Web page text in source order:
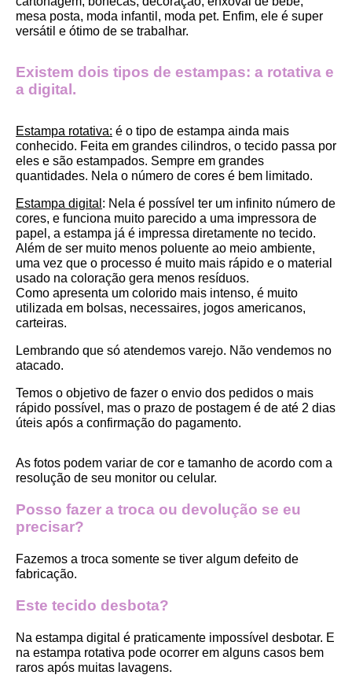
mesa posta, moda infantil, moda pet. Enfim, ele é super
versátil e ótimo de se trabalhar.
Existem dois tipos de estampas: a rotativa e
a digital.
Estampa rotativa: é o tipo de estampa ainda mais
conhecido. Feita em grandes cilindros, o tecido passa por
eles e são estampados. Sempre em grandes
quantidades. Nela o número de cores é bem limitado.
Estampa digital : Nela é possível ter um infinito número de
cores, e funciona muito parecido a uma impressora de
papel, a estampa já é impressa diretamente no tecido.
Além de ser muito menos poluente ao meio ambiente,
uma vez que o processo é muito mais rápido e o material
usado na coloração gera menos resíduos.
Como apresenta um colorido mais intenso, é muito
utilizada em bolsas, necessaires, jogos americanos,
carteiras.
Lembrando que só atendemos varejo. Não vendemos no
atacado.
Temos o objetivo de fazer o envio dos pedidos o mais
rápido possível, mas o prazo de postagem é de até 2 dias
úteis após a confirmação do pagamento.
As fotos podem variar de cor e tamanho de acordo com a
resolução de seu monitor ou celular.
Posso fazer a troca ou devolução se eu
precisar?
Fazemos a troca somente se tiver algum defeito de
fabricação.
Este tecido desbota?
Na estampa digital é praticamente impossível desbotar. E
na estampa rotativa pode ocorrer em alguns casos bem
raros após muitas lavagens.